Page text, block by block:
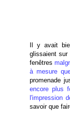
Il y avait
glissaient sur
fenêtres
à mesure
promenade
encore plus
l'impression
savoir que